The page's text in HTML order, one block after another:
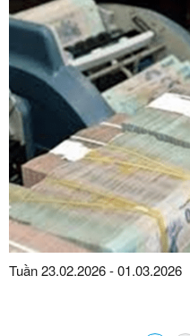
Tuần 23.02.2026 - 01.03.2026